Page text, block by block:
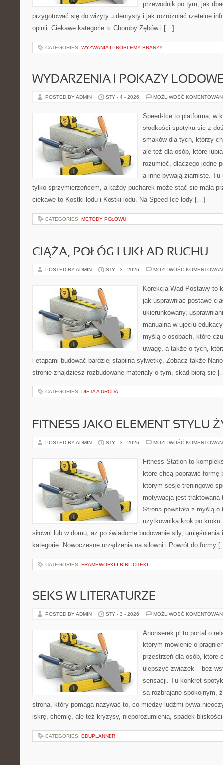
przewodnik po tym, jak
przygotować się do wizyty u dentysty i jak rozróżniać rzetelne
opinii. Ciekawe kategorie to Choroby Zębów i […]
CATEGORIES: WYZWANIA I PROBLEMY BRANŻY
WYDARZENIA I POKAZY
POSTED BY ADMIN STY - 4 - 2026 MOŻLIWOŚĆ
Speed-Ice to platforma, w
słodkości spotyka się z
smaków dla tych, którzy
ale też dla osób, które
rozumieć, dlaczego jedne
a inne bywają ziarniste.
tylko sprzymierzeńcem, a każdy pucharek może stać się małą
ciekawe to Kostki lodu i Kostki lodu. Na Speed-Ice lody […]
CATEGORIES: METODY POŁOWU
CIĄŻA, POŁÓG I UKŁAD RUCHU
POSTED BY ADMIN STY - 3 - 2026 MOŻLIWOŚĆ
Korekcja Wad Postawy to
jak usprawniać postawę
ukierunkowany,
manualną w ujęciu
myślą o osobach, które
uwagę, a także o tych,
i etapami budować bardziej stabilną sylwetkę. Zobacz także
stronie znajdziesz rozbudowane materiały o tym, skąd biorą się
CATEGORIES: DIETA A URODA
FITNESS JAKO ELEMENT STYLU
POSTED BY ADMIN STY - 3 - 2026 MOŻLIWOŚĆ
Fitness Station to
które chcą poprawić formę
którym sesje treningowe
motywacja jest traktowana
Strona powstała z myślą o
użytkownika krok po
siłowni lub w domu, aż po świadome budowanie siły,
kategorie: Nowoczesne urządzenia na siłowni i Powrót do formy
CATEGORIES: FRAMEWORKI I BIBLIOTEKI
SEKS W LITERATURZE
POSTED BY ADMIN STY - 3 - 2026 MOŻLIWOŚĆ
Anonserek.pl to portal o
którym mówienie o
przestrzeń dla osób, które
ulepszyć związek – bez
sensacji. Tu konkret
są rozbrajane spokojnym,
strona, który pomaga nazywać to, co między ludźmi bywa
iskrę, chemię, ale też kryzysy, nieporozumienia, spadek
CATEGORIES: EDUPLANNER